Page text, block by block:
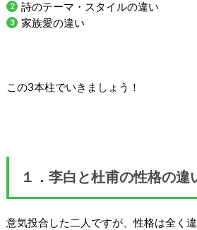
詩のテーマ・スタイルの違い
家族愛の違い
この3本柱でいきましょう！
１．李白と杜甫の性格の違
意気投合した二人ですが、性格は全く違